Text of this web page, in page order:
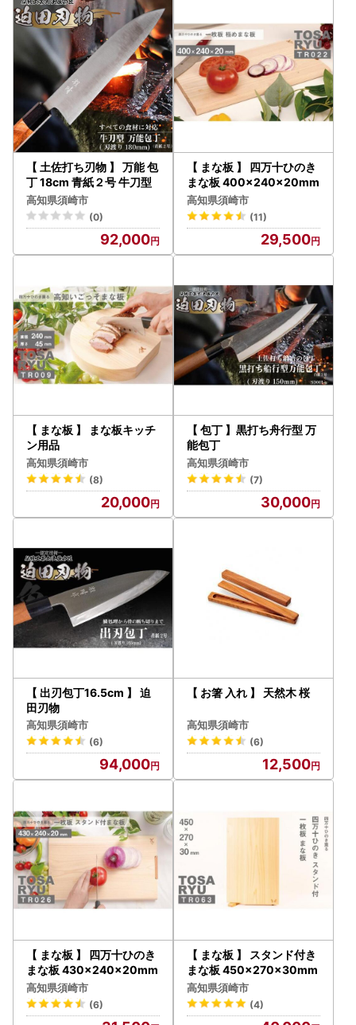
【 土佐打ち刃物 】 万能 包
丁 18cm 青紙２号 牛刀型
高知県須崎市
(0)
92,000
【 まな板 】 四万十ひのき
まな板 400×240×20mm
高知県須崎市
(11)
29,500
【 まな板 】 まな板キッチ
ン用品
高知県須崎市
(8)
20,000
【 包丁 】黒打ち舟行型 万
能包丁
高知県須崎市
(7)
30,000
【 出刃包丁16.5cm 】 迫
田刃物
高知県須崎市
(6)
94,000
【 お箸 入れ 】 天然木 桜
高知県須崎市
(6)
12,500
【 まな板 】 四万十ひのき
まな板 430×240×20mm
高知県須崎市
(6)
【 まな板 】 スタンド付き
まな板 450×270×30mm
高知県須崎市
(4)